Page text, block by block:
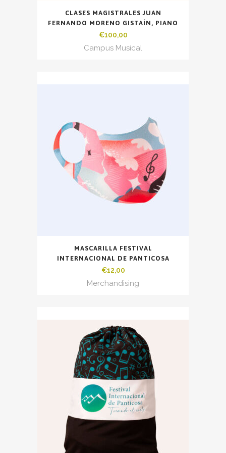
CLASES MAGISTRALES JUAN
FERNANDO MORENO GISTAÍN, PIANO
€100,00
Campus Musical
MASCARILLA FESTIVAL
INTERNACIONAL DE PANTICOSA
€12,00
Merchandising